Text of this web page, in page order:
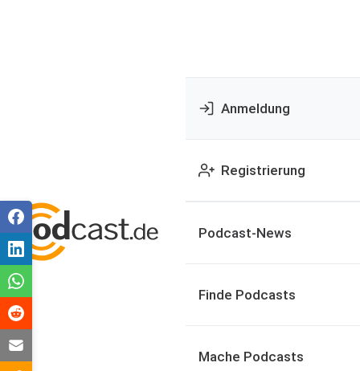
Anmeldung
Registrierung
Podcast-News
Finde Podcasts
Mache Podcasts